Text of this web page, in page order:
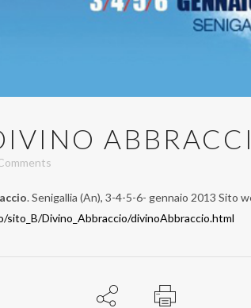
. Senigallia (An), 3-4-5-6- gennaio 2013 Sito
Divino_Abbraccio/divinoAbbraccio.html